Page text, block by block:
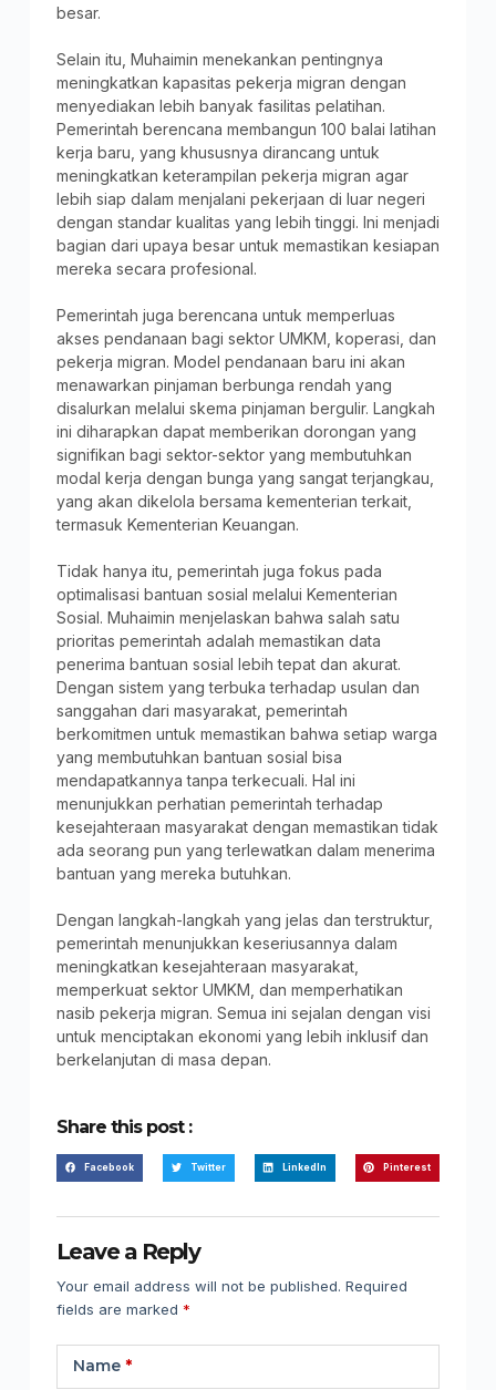
besar.
Selain itu, Muhaimin menekankan pentingnya
meningkatkan kapasitas pekerja migran dengan
menyediakan lebih banyak fasilitas pelatihan.
Pemerintah berencana membangun 100 balai latihan
kerja baru, yang khususnya dirancang untuk
meningkatkan keterampilan pekerja migran agar
lebih siap dalam menjalani pekerjaan di luar negeri
dengan standar kualitas yang lebih tinggi. Ini menjadi
bagian dari upaya besar untuk memastikan kesiapan
mereka secara profesional.
Pemerintah juga berencana untuk memperluas
akses pendanaan bagi sektor UMKM, koperasi, dan
pekerja migran. Model pendanaan baru ini akan
menawarkan pinjaman berbunga rendah yang
disalurkan melalui skema pinjaman bergulir. Langkah
ini diharapkan dapat memberikan dorongan yang
signifikan bagi sektor-sektor yang membutuhkan
modal kerja dengan bunga yang sangat terjangkau,
yang akan dikelola bersama kementerian terkait,
termasuk Kementerian Keuangan.
Tidak hanya itu, pemerintah juga fokus pada
optimalisasi bantuan sosial melalui Kementerian
Sosial. Muhaimin menjelaskan bahwa salah satu
prioritas pemerintah adalah memastikan data
penerima bantuan sosial lebih tepat dan akurat.
Dengan sistem yang terbuka terhadap usulan dan
sanggahan dari masyarakat, pemerintah
berkomitmen untuk memastikan bahwa setiap warga
yang membutuhkan bantuan sosial bisa
mendapatkannya tanpa terkecuali. Hal ini
menunjukkan perhatian pemerintah terhadap
kesejahteraan masyarakat dengan memastikan tidak
ada seorang pun yang terlewatkan dalam menerima
bantuan yang mereka butuhkan.
Dengan langkah-langkah yang jelas dan terstruktur,
pemerintah menunjukkan keseriusannya dalam
meningkatkan kesejahteraan masyarakat,
memperkuat sektor UMKM, dan memperhatikan
nasib pekerja migran. Semua ini sejalan dengan visi
untuk menciptakan ekonomi yang lebih inklusif dan
berkelanjutan di masa depan.
Share this post :
Facebook Twitter LinkedIn Pinterest
Leave a Reply
Your email address will not be published. Required
fields are marked *
Name*